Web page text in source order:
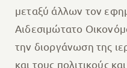
μεταξύ άλλων τον
Αιδεσιμώτατο
την διοργάνωση της
και τους πολιτικούς